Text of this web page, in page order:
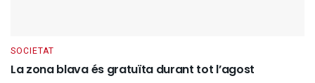
SOCIETAT
La zona blava és gratuïta durant tot l’agost